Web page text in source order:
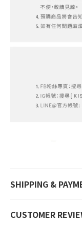
SHIPPING &
CUSTOMER